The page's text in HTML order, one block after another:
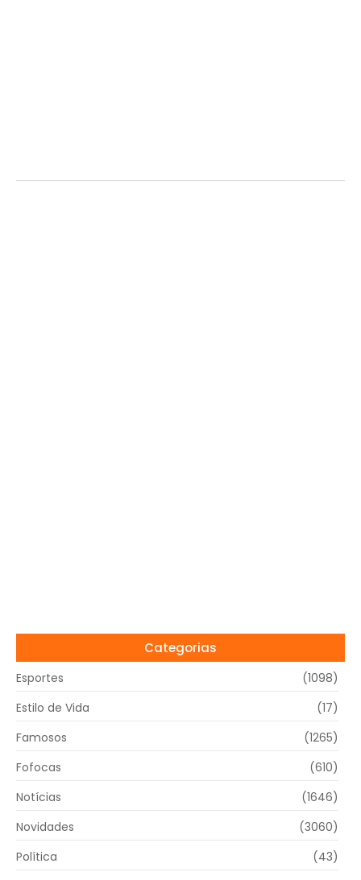
Categorias
Esportes
(1098)
Estilo de Vida
(17)
Famosos
(1265)
Fofocas
(610)
Notícias
(1646)
Novidades
(3060)
Política
(43)